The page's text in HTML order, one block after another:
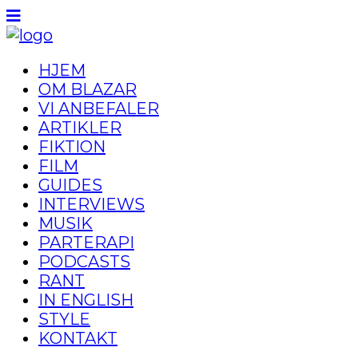
HJEM
OM BLAZAR
VI ANBEFALER
ARTIKLER
FIKTION
FILM
GUIDES
INTERVIEWS
MUSIK
PARTERAPI
PODCASTS
RANT
IN ENGLISH
STYLE
KONTAKT